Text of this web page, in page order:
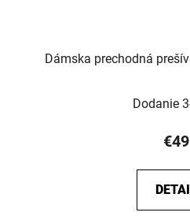
Dámska prechodná
Dodanie
€49